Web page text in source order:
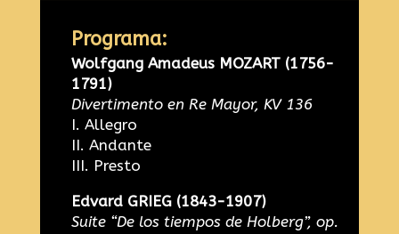
Programa:
Wolfgang Amadeus MOZART (1756-
1791)
Divertimento en Re Mayor, KV 136
I. Allegro
II. Andante
III. Presto
Edvard GRIEG (1843-1907)
Suite “De los tiempos de Holberg”, op.